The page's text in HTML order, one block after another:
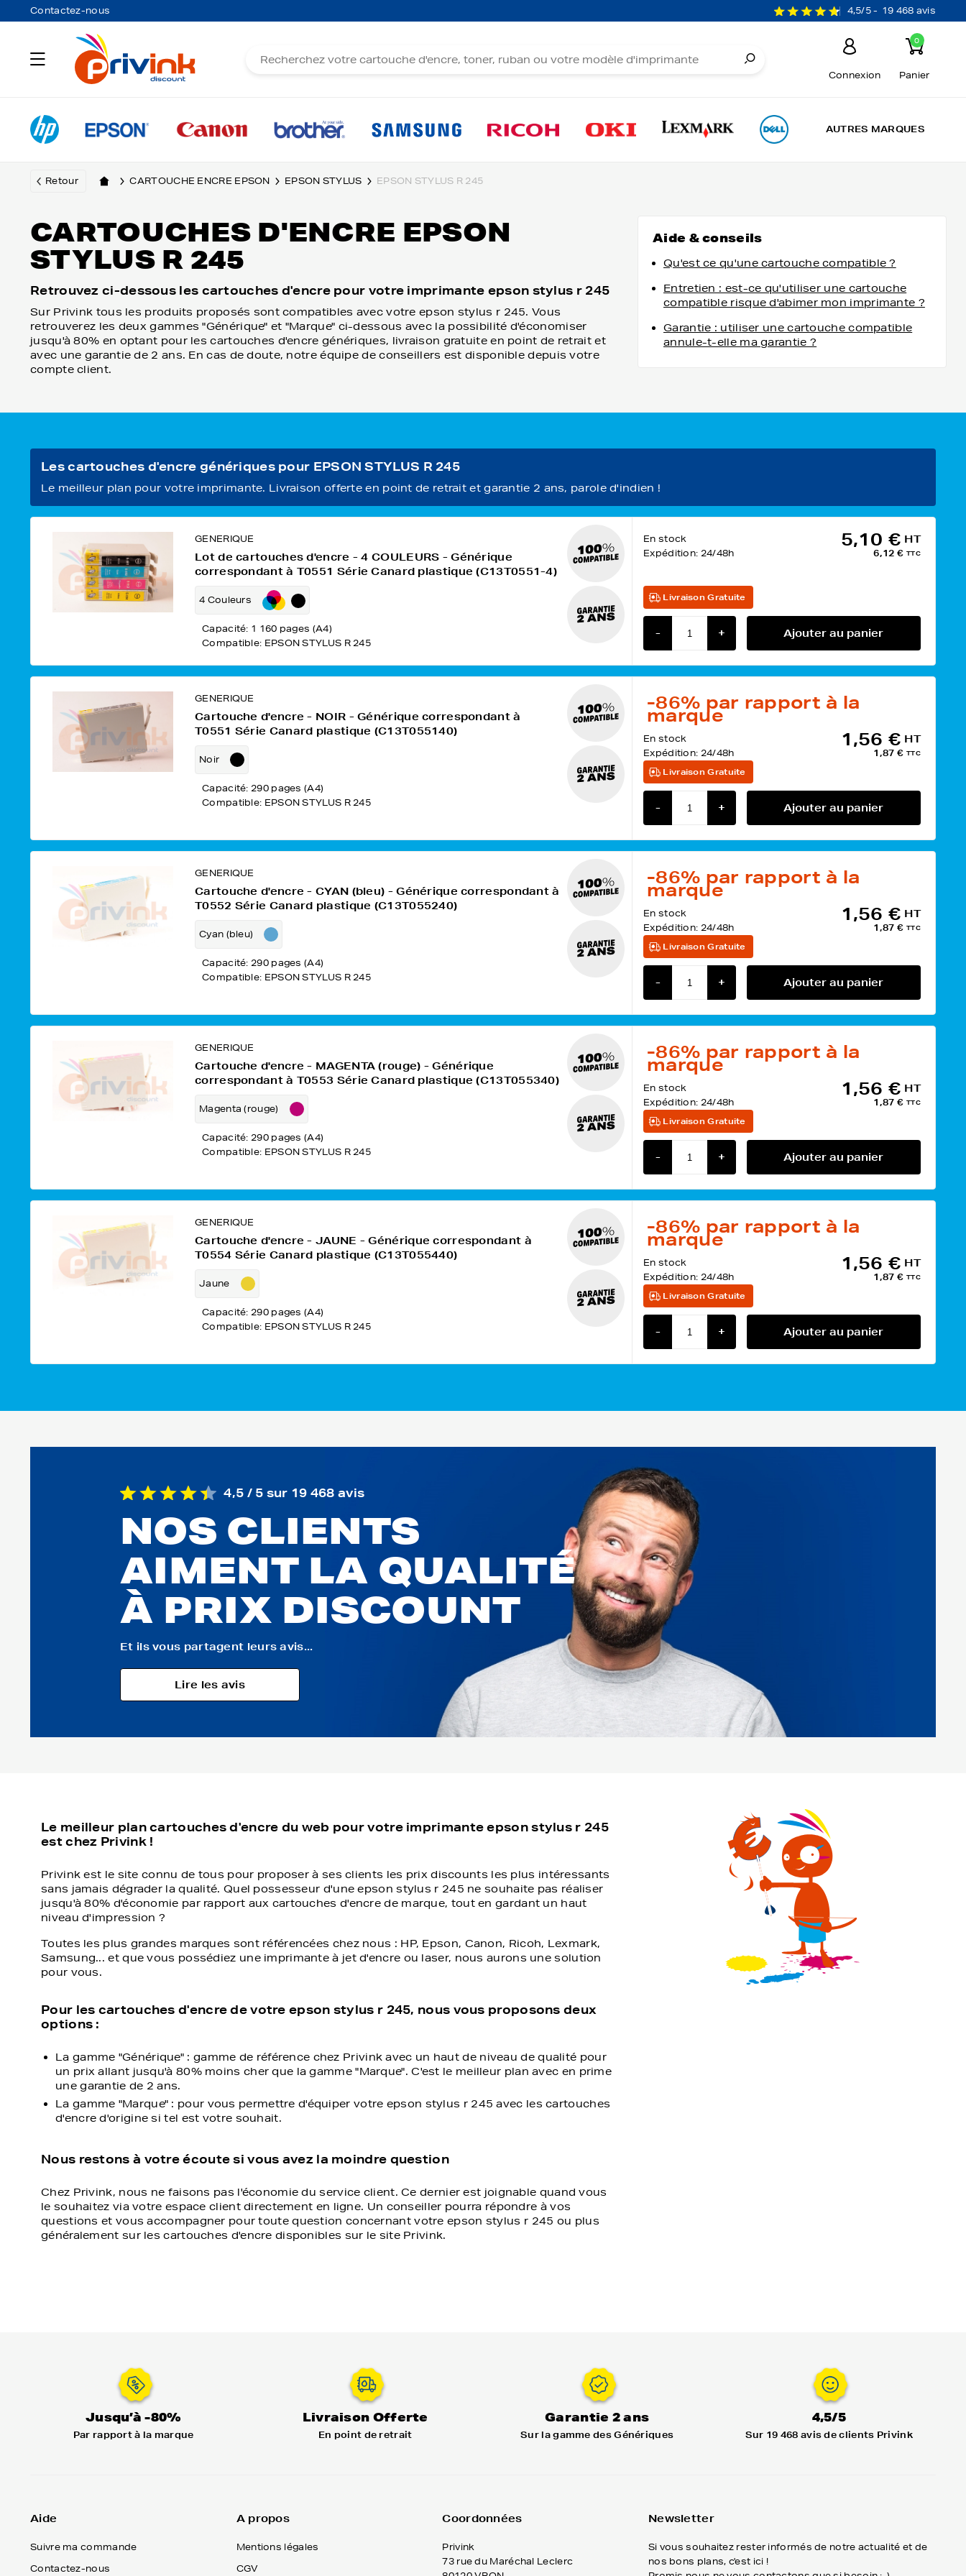
Contactez-nous 4,5/5 - 19 468 avis
Connexion
0
Panier
AUTRES MARQUES
Retour CARTOUCHE ENCRE EPSON EPSON STYLUS EPSON STYLUS R 245
CARTOUCHES D'ENCRE EPSON
STYLUS R 245
Retrouvez ci-dessous les cartouches d'encre pour votre imprimante epson stylus r 245
Sur Privink tous les produits proposés sont compatibles avec votre epson stylus r 245. Vous
retrouverez les deux gammes "Générique" et "Marque" ci-dessous avec la possibilité d'économiser
jusqu'à 80% en optant pour les cartouches d'encre génériques, livraison gratuite en point de retrait et
avec une garantie de 2 ans. En cas de doute, notre équipe de conseillers est disponible depuis votre
compte client.
Aide & conseils
Qu'est ce qu'une cartouche compatible ?
Entretien : est-ce qu'utiliser une cartouche
compatible risque d'abimer mon imprimante ?
Garantie : utiliser une cartouche compatible
annule-t-elle ma garantie ?
Les cartouches d'encre génériques pour EPSON STYLUS R 245
Le meilleur plan pour votre imprimante. Livraison offerte en point de retrait et garantie 2 ans, parole d'indien !
GENERIQUE
Lot de cartouches d'encre - 4 COULEURS - Générique
correspondant à T0551 Série Canard plastique (C13T0551-4)
4 Couleurs
Capacité: 1 160 pages (A4)
Compatible: EPSON STYLUS R 245
En stock
Expédition: 24/48h
5,10 € HT
6,12 € TTC
Livraison Gratuite
- + Ajouter au panier
GENERIQUE
Cartouche d'encre - NOIR - Générique correspondant à
T0551 Série Canard plastique (C13T055140)
Noir
Capacité: 290 pages (A4)
Compatible: EPSON STYLUS R 245
-86% par rapport à la
marque
En stock
Expédition: 24/48h
1,56 € HT
1,87 € TTC
Livraison Gratuite
- + Ajouter au panier
GENERIQUE
Cartouche d'encre - CYAN (bleu) - Générique correspondant à
T0552 Série Canard plastique (C13T055240)
Cyan (bleu)
Capacité: 290 pages (A4)
Compatible: EPSON STYLUS R 245
-86% par rapport à la
marque
En stock
Expédition: 24/48h
1,56 € HT
1,87 € TTC
Livraison Gratuite
- + Ajouter au panier
GENERIQUE
Cartouche d'encre - MAGENTA (rouge) - Générique
correspondant à T0553 Série Canard plastique (C13T055340)
Magenta (rouge)
Capacité: 290 pages (A4)
Compatible: EPSON STYLUS R 245
-86% par rapport à la
marque
En stock
Expédition: 24/48h
1,56 € HT
1,87 € TTC
Livraison Gratuite
- + Ajouter au panier
GENERIQUE
Cartouche d'encre - JAUNE - Générique correspondant à
T0554 Série Canard plastique (C13T055440)
Jaune
Capacité: 290 pages (A4)
Compatible: EPSON STYLUS R 245
-86% par rapport à la
marque
En stock
Expédition: 24/48h
1,56 € HT
1,87 € TTC
Livraison Gratuite
- + Ajouter au panier
4,5 / 5 sur 19 468 avis
NOS CLIENTS
AIMENT LA QUALITÉ
À PRIX DISCOUNT
Et ils vous partagent leurs avis...
Lire les avis
Le meilleur plan cartouches d'encre du web pour votre imprimante epson stylus r 245
est chez Privink !
Privink est le site connu de tous pour proposer à ses clients les prix discounts les plus intéressants
sans jamais dégrader la qualité. Quel possesseur d'une epson stylus r 245 ne souhaite pas réaliser
jusqu'à 80% d'économie par rapport aux cartouches d'encre de marque, tout en gardant un haut
niveau d'impression ?
Toutes les plus grandes marques sont référencées chez nous : HP, Epson, Canon, Ricoh, Lexmark,
Samsung... et que vous possédiez une imprimante à jet d'encre ou laser, nous aurons une solution
pour vous.
Pour les cartouches d'encre de votre epson stylus r 245, nous vous proposons deux
options :
La gamme "Générique" : gamme de référence chez Privink avec un haut de niveau de qualité pour
un prix allant jusqu'à 80% moins cher que la gamme "Marque". C'est le meilleur plan avec en prime
une garantie de 2 ans.
La gamme "Marque" : pour vous permettre d'équiper votre epson stylus r 245 avec les cartouches
d'encre d'origine si tel est votre souhait.
Nous restons à votre écoute si vous avez la moindre question
Chez Privink, nous ne faisons pas l'économie du service client. Ce dernier est joignable quand vous
le souhaitez via votre espace client directement en ligne. Un conseiller pourra répondre à vos
questions et vous accompagner pour toute question concernant votre epson stylus r 245 ou plus
généralement sur les cartouches d'encre disponibles sur le site Privink.
Jusqu’à -80%
Par rapport à la marque
Livraison Offerte
En point de retrait
Garantie 2 ans
Sur la gamme des Génériques
4,5/5
Sur 19 468 avis de clients Privink
Aide
Suivre ma commande
Contactez-nous
A propos
Mentions légales
CGV
Coordonnées
Privink
73 rue du Maréchal Leclerc
Newsletter
Si vous souhaitez rester informés de notre actualité et de
nos bons plans, c'est ici !